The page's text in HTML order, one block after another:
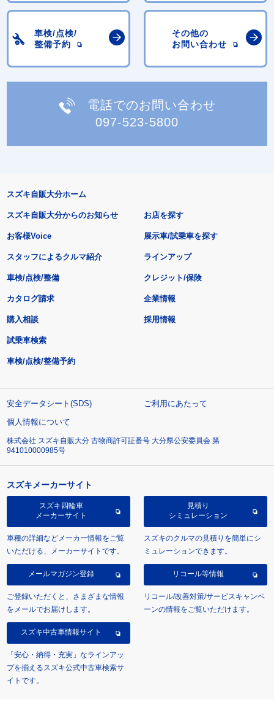
車検/点検/
整備予約
その他の
お問い合わせ
電話でのお問い合わせ
097-523-5800
スズキ自販大分ホーム
スズキ自販大分からのお知らせ
お客様Voice
スタッフによるクルマ紹介
お店を探す
展示車/試乗車を探す
ラインアップ
車検/点検/整備 クレジット/保険
カタログ請求
購入相談
試乗車検索
車検/点検/整備予約
企業情報
採用情報
安全データシート(SDS)
ご利用にあたって
個人情報について
株式会社 スズキ自販大分 古物商許可証番号 大分県公安委員会 第
941010000985号
スズキメーカーサイト
スズキ四輪車
メーカーサイト
車種の詳細などメーカー情報をご覧
いただける、メーカーサイトです。
見積り
シミュレーション
スズキのクルマの見積りを簡単にシ
ミュレーションできます。
メールマガジン登録
ご登録いただくと、さまざまな情報
をメールでお届けします。
リコール等情報
リコール/改善対策/サービスキャンペ
ーンの情報をご覧いただけます。
スズキ中古車情報サイト
「安心・納得・充実」なラインアッ
プを揃えるスズキ公式中古車検索サ
イトです。